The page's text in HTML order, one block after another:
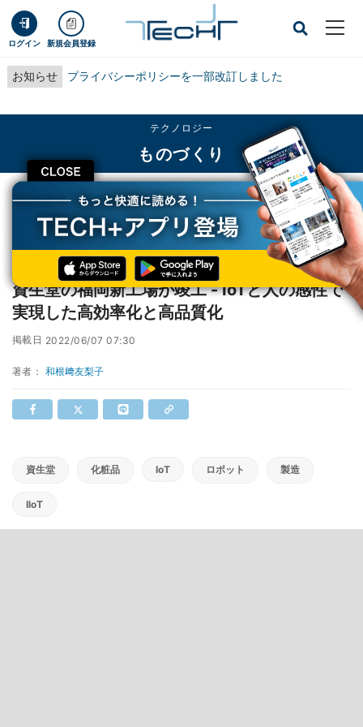
ログイン 新規会員登録
お知らせ プライバシーポリシーを一部改訂しました
CLOSE
テクノロジー
ものづくり
TECH+ テクノロジー
ものづくり
資生堂の福岡新工場が竣工 - IoTと人の感性で実現した高効率化と高品質化
資生堂の福岡新工場が竣工 - IoTと人の感性で
実現した高効率化と高品質化
掲載日 2022/06/07 07:30
著者： 和根﨑友梨子
資生堂 化粧品 IoT ロボット 製造
IIoT